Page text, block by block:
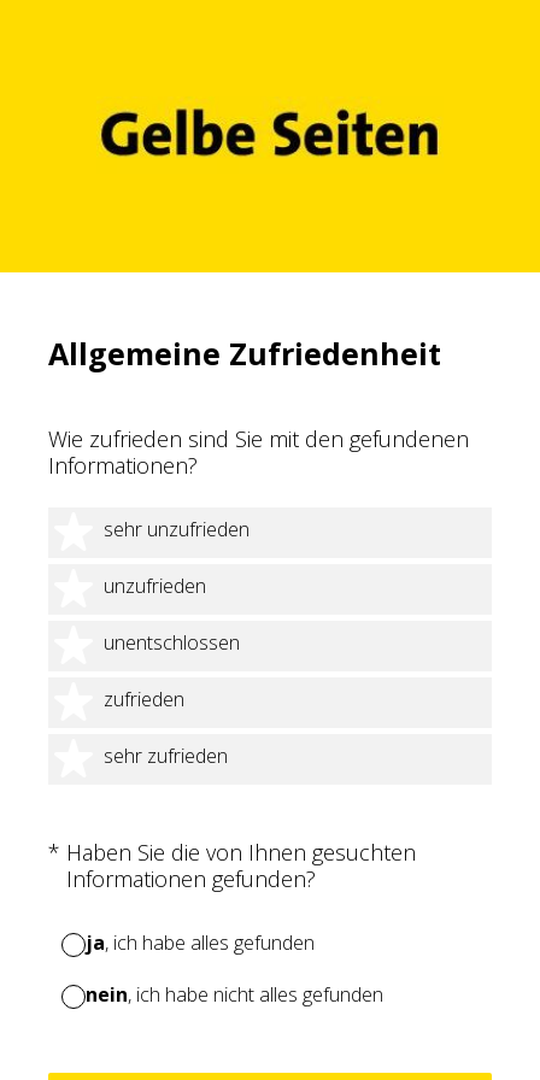
Allgemeine Zufriedenheit
Wie zufrieden sind Sie mit den gefundenen
Informationen?
sehr unzufrieden
1 Stern
unzufrieden
2 Sterne
unentschlossen
3 Sterne
zufrieden
4 Sterne
sehr zufrieden
5 Sterne
* Haben Sie die von Ihnen gesuchten
Informationen gefunden?
(Erforderlich.)
ja, ich habe alles gefunden
nein, ich habe nicht alles gefunden